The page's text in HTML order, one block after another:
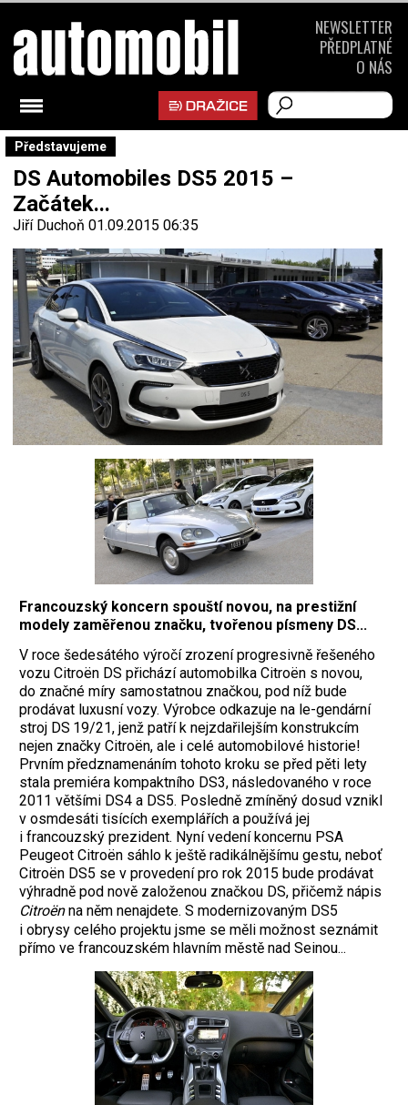
Představujeme
DS Automobiles DS5 2015 –
Začátek...
Jiří Duchoň 01.09.2015 06:35
Francouzský koncern spouští novou, na prestižní
modely zaměřenou značku, tvořenou písmeny DS...
V roce šedesátého výročí zrození progresivně řešeného
vozu Citroën DS přichází automobilka Citroën s novou,
do značné míry samostatnou značkou, pod níž bude
prodávat luxusní vozy. Výrobce odkazuje na le-gendární
stroj DS 19/21, jenž patří k nejzdařilejším konstrukcím
nejen značky Citroën, ale i celé automobilové historie!
Prvním předznamenáním tohoto kroku se před pěti lety
stala premiéra kompaktního DS3, následovaného v roce
2011 většími DS4 a DS5. Posledně zmíněný dosud vznikl
v osmdesáti tisících exemplářích a používá jej
i francouzský prezident. Nyní vedení koncernu PSA
Peugeot Citroën sáhlo k ještě radikálnějšímu gestu, neboť
Citroën DS5 se v provedení pro rok 2015 bude prodávat
výhradně pod nově založenou značkou DS, přičemž nápis
Citroënna něm nenajdete. S modernizovaným DS5
i obrysy celého projektu jsme se měli možnost seznámit
přímo ve francouzském hlavním městě nad Seinou...
NEWSLETTER
PŘEDPLATNÉ
O NÁS